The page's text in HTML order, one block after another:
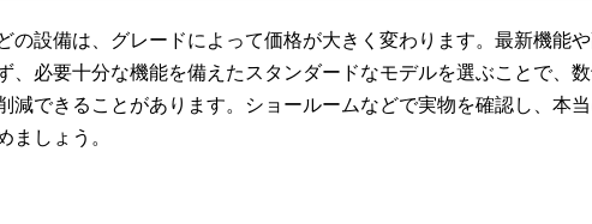
の設備は、グレードによって価格が大きく変わります。最新機能
、必要十分な機能を備えたスタンダードなモデルを選ぶことで、
減できることがあります。ショールームなどで実物を確認し、本
ましょう。